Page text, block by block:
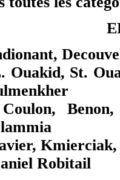
Ouakid, St.
Benon,
Robitail